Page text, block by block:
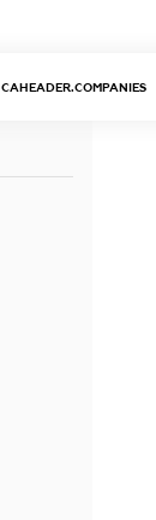
CAHEADER.COMPANIES